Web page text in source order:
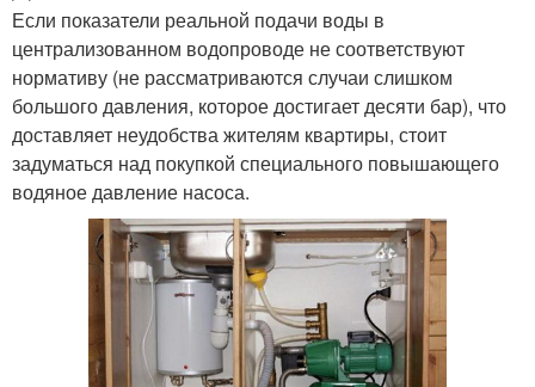
Если показатели реальной подачи воды в
централизованном водопроводе не соответствуют
нормативу (не рассматриваются случаи слишком
большого давления, которое достигает десяти бар), что
доставляет неудобства жителям квартиры, стоит
задуматься над покупкой специального повышающего
водяное давление насоса.